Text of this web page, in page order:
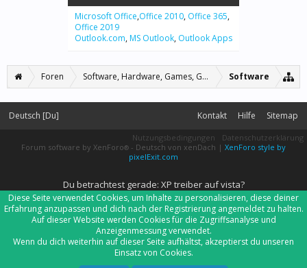
Microsoft Office,Office 2010, Office 365,
Office 2019
Outlook.com, MS Outlook, Outlook Apps
Foren Software, Hardware, Games, Grafiken Software
Deutsch [Du] Kontakt Hilfe Sitemap
Nutzungsbedingungen
Datenschutzerklärung
Forum software by XenForo® - Deutsch von xenDach | XenForo style by
pixelExit.com
Du betrachtest gerade: XP treiber auf vista?
Diese Seite verwendet Cookies, um Inhalte zu personalisieren, diese deiner
Erfahrung anzupassen und dich nach der Registrierung angemeldet zu halten.
Auf dieser Website werden Cookies für die Zugriffsanalyse und
Anzeigenmessung verwendet.
Wenn du dich weiterhin auf dieser Seite aufhältst, akzeptierst du unseren
Einsatz von Cookies.